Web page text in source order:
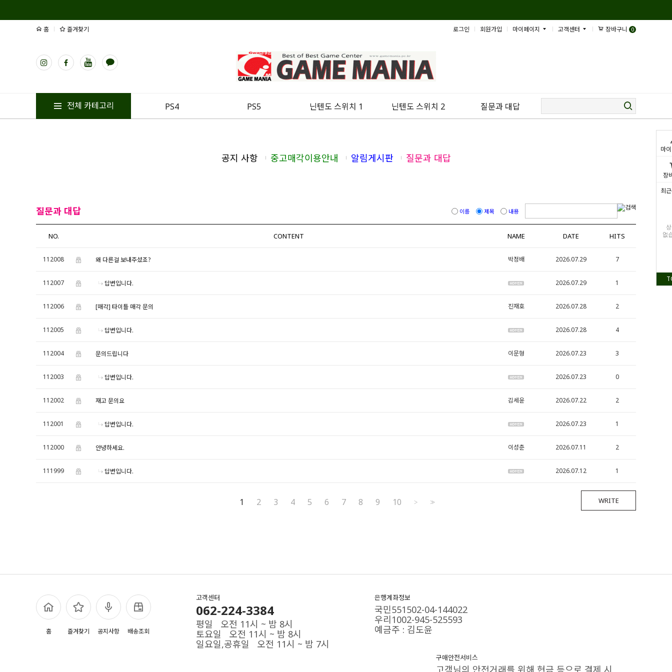
마
장
최
없
홈 즐겨찾기 로그인 회원가입 마이페이지 고객센터 장바구니 0
전체 카테고리 PS4 PS5 닌텐도 스위치 1 닌텐도 스위치 2 질문과 대답
공지 사항 중고매각이용안내 알림게시판 질문과 대답
질문과 대답 이름 제목 내용
NO. CONTENT NAME DATE HITS
112008 왜 다른걸 보내주셨죠? 박정배 2026.07.29 7
112007 답변입니다. 2026.07.29 1
112006 [매각] 타이틀 매각 문의 진재호 2026.07.28 2
112005 답변입니다. 2026.07.28 4
112004 문의드립니다 이문형 2026.07.23 3
112003 답변입니다. 2026.07.23 0
112002 재고 문의요 김세윤 2026.07.22 2
112001 답변입니다. 2026.07.23 1
112000 안녕하세요. 이성춘 2026.07.11 2
111999 답변입니다. 2026.07.12 1
WRITE
1 2 3 4 5 6 7 8 9 10 > >>
홈 즐겨찾기 공지사항 배송조회
고객센터
062-224-3384
평일 오전 11시 ~ 밤 8시
토요일 오전 11시 ~ 밤 8시
일요일,공휴일 오전 11시 ~ 밤 7시
은행계좌정보
국민551502-04-144022
우리1002-945-525593
예금주 : 김도윤
구매안전서비스
고객님의 안전거래를 위해 현금 등으로 결제 시